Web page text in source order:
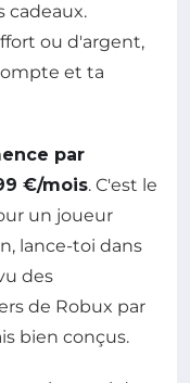
cadeaux.
ou d'argent,
et ta
par
€/mois. C'est le
un joueur
lance-toi dans
des
de Robux par
bien conçus.